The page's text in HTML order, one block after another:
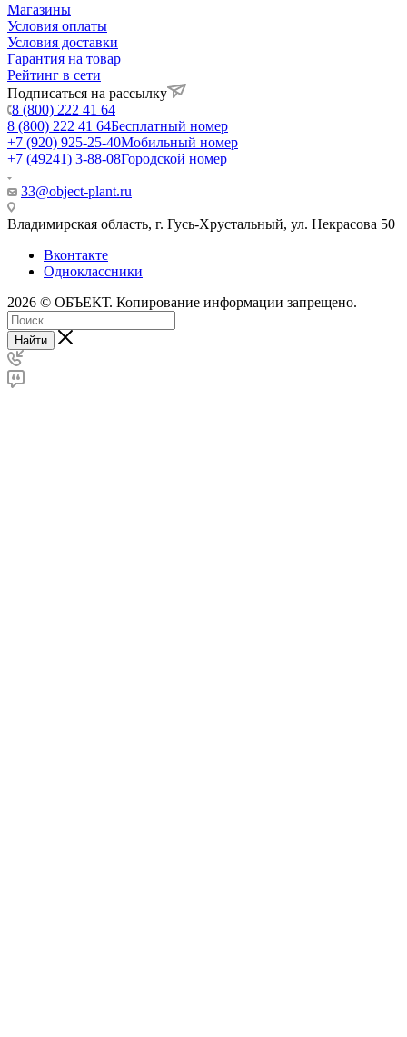
Магазины
Условия оплаты
Условия доставки
Гарантия на товар
Рейтинг в сети
Подписаться на рассылку
8 (800) 222 41 64
8 (800) 222 41 64Бесплатный номер
+7 (920) 925-25-40Мобильный номер
+7 (49241) 3-88-08Городской номер
33@object-plant.ru
Владимирская область, г. Гусь-Хрустальный, ул. Некрасова 50
Вконтакте
Одноклассники
2026 © ОБЪЕКТ. Копирование информации запрещено.
Найти